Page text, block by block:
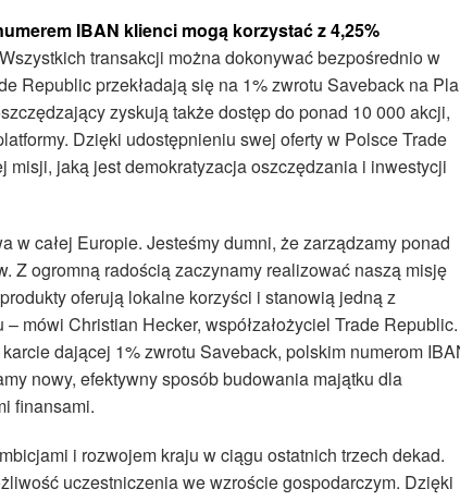
IBAN klienci mogą korzystać z 4,25%
Wszystkich transakcji można dokonywać bezpośrednio w
Republic przekładają się na 1% zwrotu Saveback na
zyskują także dostęp do ponad 10 000 akcji,
Dzięki udostępnieniu swej oferty w Polsce Trade
jaką jest demokratyzacja oszczędzania i inwestycji
całej Europie. Jesteśmy dumni, że zarządzamy ponad
Z ogromną radością zaczynamy realizować naszą misję
oferują lokalne korzyści i stanowią jedną z
mówi Christian Hecker, współzałożyciel Trade
dającej 1% zwrotu Saveback, polskim numerom
nowy, efektywny sposób budowania majątku dla
finansami.
i rozwojem kraju w ciągu ostatnich trzech dekad.
uczestniczenia we wzroście gospodarczym. Dzięki